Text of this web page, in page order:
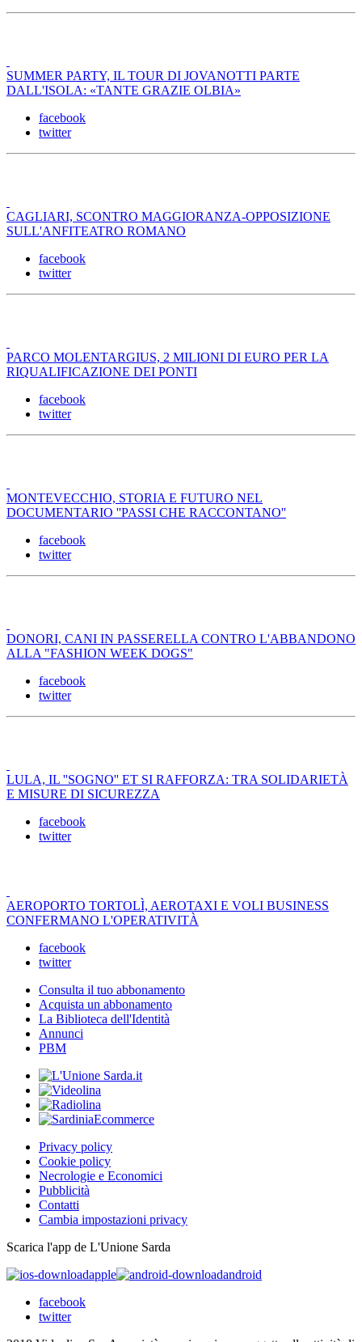
SUMMER PARTY, IL TOUR DI JOVANOTTI PARTE
DALL'ISOLA: «TANTE GRAZIE OLBIA»
facebook
twitter
CAGLIARI, SCONTRO MAGGIORANZA-OPPOSIZIONE
SULL'ANFITEATRO ROMANO
facebook
twitter
PARCO MOLENTARGIUS, 2 MILIONI DI EURO PER LA
RIQUALIFICAZIONE DEI PONTI
facebook
twitter
MONTEVECCHIO, STORIA E FUTURO NEL
DOCUMENTARIO ''PASSI CHE RACCONTANO''
facebook
twitter
DONORI, CANI IN PASSERELLA CONTRO L'ABBANDONO
ALLA "FASHION WEEK DOGS"
facebook
twitter
LULA, IL ''SOGNO'' ET SI RAFFORZA: TRA SOLIDARIETÀ
E MISURE DI SICUREZZA
facebook
twitter
AEROPORTO TORTOLÌ, AEROTAXI E VOLI BUSINESS
CONFERMANO L'OPERATIVITÀ
facebook
twitter
Consulta il tuo abbonamento
Acquista un abbonamento
La Biblioteca dell'Identità
Annunci
PBM
Privacy policy
Cookie policy
Necrologie e Economici
Pubblicità
Contatti
Cambia impostazioni privacy
Scarica l'app de L'Unione Sarda
apple
android
facebook
twitter